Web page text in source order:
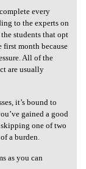
every
to the experts on
students that opt
first month because
All of the
are usually
it’s bound to
gained a good
one of two
a burden.
as you can